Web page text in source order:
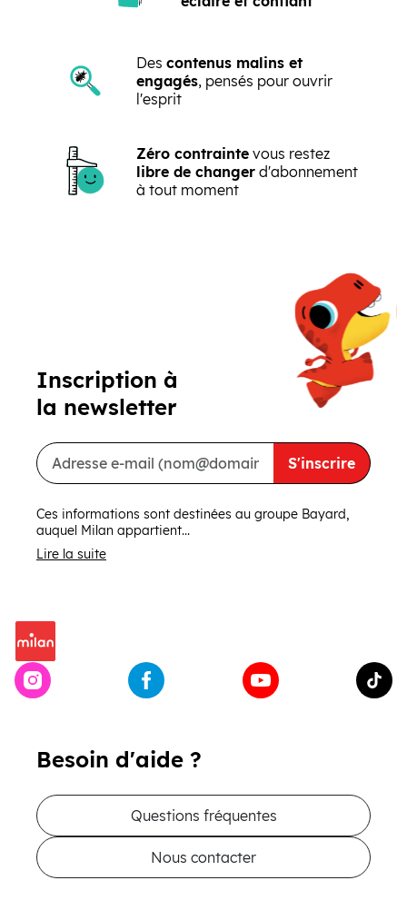
Des contenus malins et
engagés, pensés pour ouvrir
l'esprit
Zéro contrainte vous restez
libre de changer d'abonnement
à tout moment
Besoin d'aide ?
Questions fréquentes
Nous contacter
Inscription à
la newsletter
S'inscrire
Ces informations sont destinées au groupe Bayard,
auquel Milan appartient...
Lire la suite